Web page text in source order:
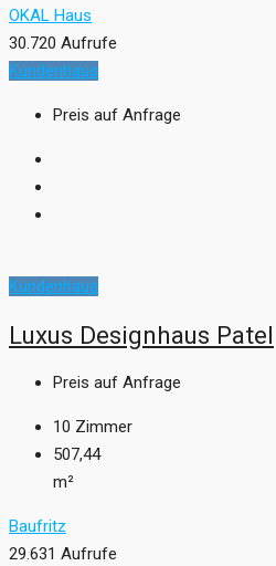
OKAL Haus
30.720 Aufrufe
Kundenhaus
Preis auf Anfrage
Kundenhaus
Luxus Designhaus Patel
Preis auf Anfrage
10 Zimmer
507,44
m²
Baufritz
29.631 Aufrufe